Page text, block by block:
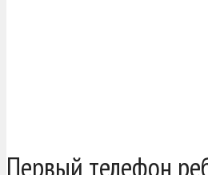
Первый телефон